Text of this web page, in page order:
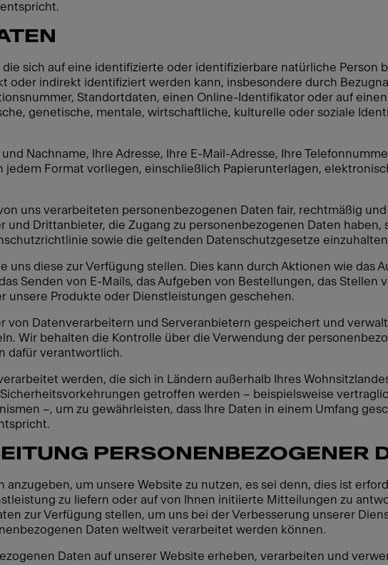
sich auf eine identifizierte oder identifizierbare natürliche Person
oder indirekt identifiziert werden kann, insbesondere durch
Standortdaten, einen Online-Identifikator oder auf
genetische, mentale, wirtschaftliche, kulturelle oder soziale
Nachname, Ihre Adresse, Ihre E-Mail-Adresse, Ihre
Format vorliegen, einschließlich Papierunterlagen,
uns verarbeiteten personenbezogenen Daten fair, rechtmäßig
Drittanbieter, die Zugang zu personenbezogenen Daten haben,
sowie die geltenden Datenschutzgesetze
uns diese zur Verfügung stellen. Dies kann durch Aktionen wie das
Senden von E-Mails, das Aufgeben von Bestellungen, das Stellen
unsere Produkte oder Dienstleistungen geschehen.
von Datenverarbeitern und Serveranbietern gespeichert und
Wir behalten die Kontrolle über die Verwendung der
dafür verantwortlich.
werden, die sich in Ländern außerhalb Ihres
getroffen werden – beispielsweise
–, um zu gewährleisten, dass Ihre Daten in einem Umfang
PERSONENBEZOGENER
um unsere Website zu nutzen, es sei denn, dies ist
zu liefern oder auf von Ihnen initiierte Mitteilungen zu
zur Verfügung stellen, um uns bei der Verbesserung unserer
Daten weltweit verarbeitet werden können.
Daten auf unserer Website erheben, verarbeiten und